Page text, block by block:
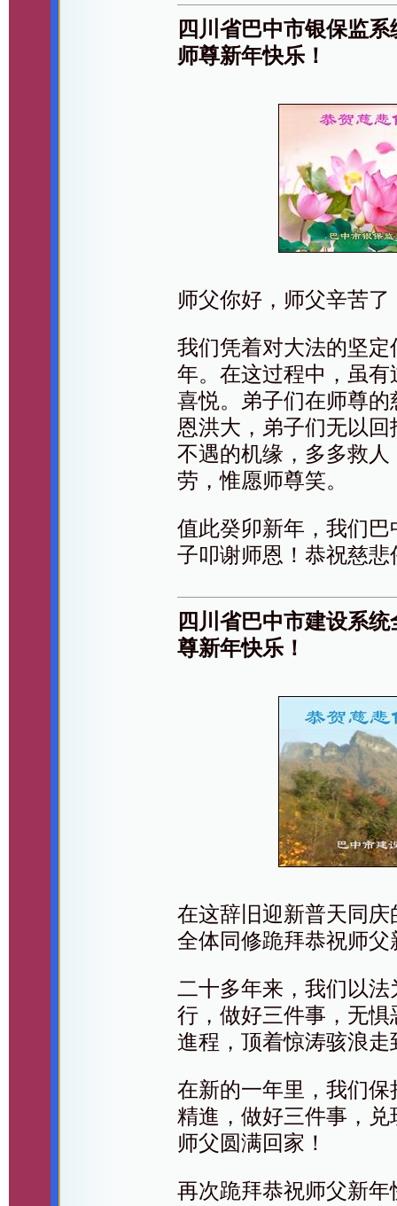
四川省巴中市银保监
师尊新年快乐！
师父你好，师父辛苦了
我们凭着对大法的坚
年。在这过程中，虽
喜悦。弟子们在师尊
恩洪大，弟子们无以
不遇的机缘，多多救
劳，惟愿师尊笑。
值此癸卯新年，我们
子叩谢师恩！恭祝慈
四川省巴中市建设系
尊新年快乐！
在这辞旧迎新普天同
全体同修跪拜恭祝师父
二十多年来，我们以
行，做好三件事，无
進程，顶着惊涛骇浪走
在新的一年里，我们保
精進，做好三件事，
师父圆满回家！
再次跪拜恭祝师父新年